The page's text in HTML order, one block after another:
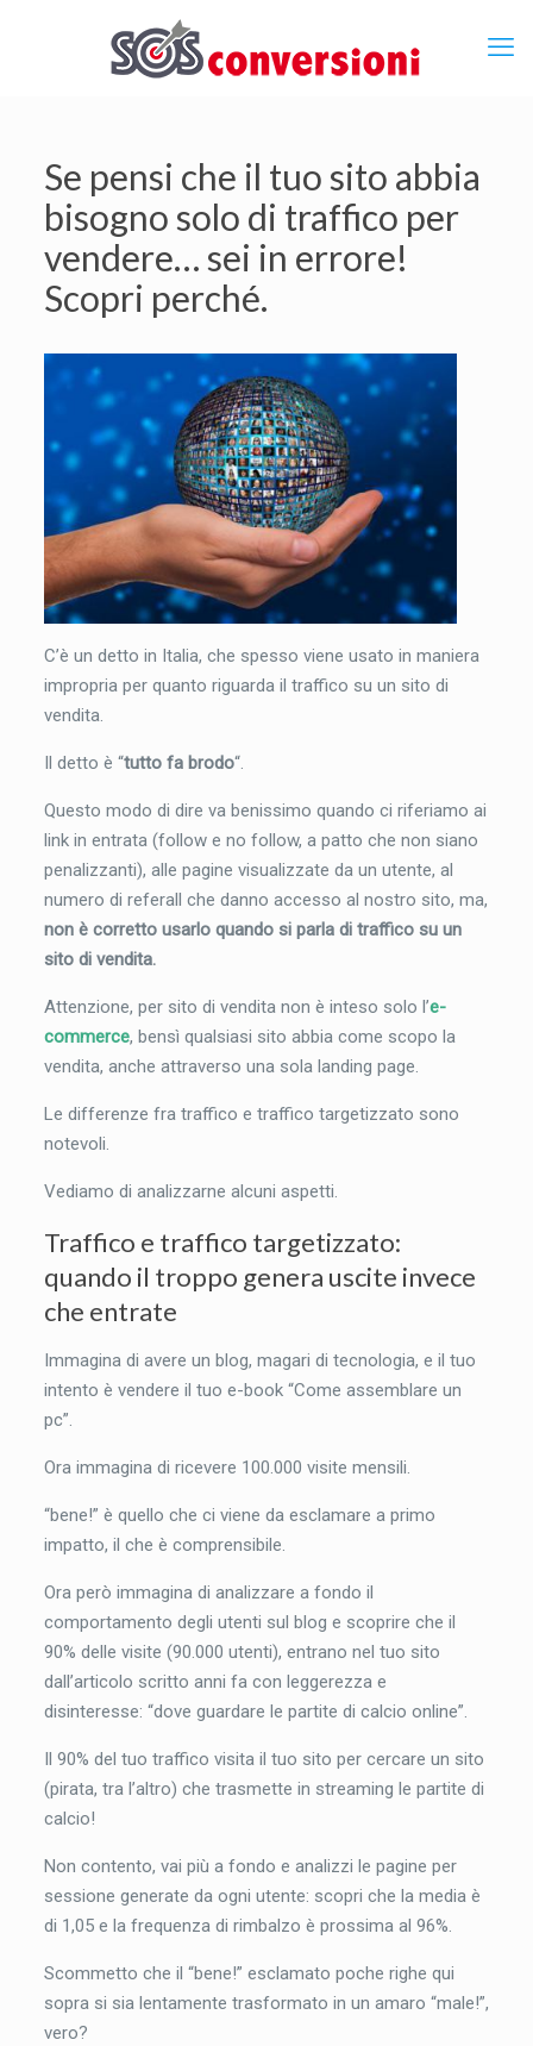
Se pensi che il tuo sito abbia
bisogno solo di traffico per
vendere… sei in errore!
Scopri perché.
C’è un detto in Italia, che spesso viene usato in maniera
impropria per quanto riguarda il traffico su un sito di
vendita.
Il detto è “tutto fa brodo“.
Questo modo di dire va benissimo quando ci riferiamo ai
link in entrata (follow e no follow, a patto che non siano
penalizzanti), alle pagine visualizzate da un utente, al
numero di referall che danno accesso al nostro sito, ma,
non è corretto usarlo quando si parla di traffico su un
sito di vendita.
Attenzione, per sito di vendita non è inteso solo l’e-
commerce, bensì qualsiasi sito abbia come scopo la
vendita, anche attraverso una sola landing page.
Le differenze fra traffico e traffico targetizzato sono
notevoli.
Vediamo di analizzarne alcuni aspetti.
Traffico e traffico targetizzato:
quando il troppo genera uscite invece
che entrate
Immagina di avere un blog, magari di tecnologia, e il tuo
intento è vendere il tuo e-book “Come assemblare un
pc”.
Ora immagina di ricevere 100.000 visite mensili.
“bene!” è quello che ci viene da esclamare a primo
impatto, il che è comprensibile.
Ora però immagina di analizzare a fondo il
comportamento degli utenti sul blog e scoprire che il
90% delle visite (90.000 utenti), entrano nel tuo sito
dall’articolo scritto anni fa con leggerezza e
disinteresse: “dove guardare le partite di calcio online”.
Il 90% del tuo traffico visita il tuo sito per cercare un sito
(pirata, tra l’altro) che trasmette in streaming le partite di
calcio!
Non contento, vai più a fondo e analizzi le pagine per
sessione generate da ogni utente: scopri che la media è
di 1,05 e la frequenza di rimbalzo è prossima al 96%.
Scommetto che il “bene!” esclamato poche righe qui
sopra si sia lentamente trasformato in un amaro “male!”,
vero?